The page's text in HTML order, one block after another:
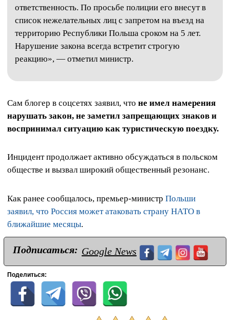
ответственность. По просьбе полиции его внесут в
список нежелательных лиц с запретом на въезд на
территорию Республики Польша сроком на 5 лет.
Нарушение закона всегда встретит строгую
реакцию», — отметил министр.
Сам блогер в соцсетях заявил, что не имел намерения
нарушать закон, не заметил запрещающих знаков и
воспринимал ситуацию как туристическую поездку.
Инцидент продолжает активно обсуждаться в польском
обществе и вызвал широкий общественный резонанс.
Как ранее сообщалось, премьер-министр Польши
заявил, что Россия может атаковать страну НАТО в
ближайшие месяцы.
Подписаться: Google News
Поделиться: